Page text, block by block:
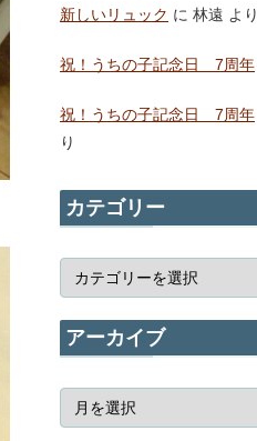
新しいリュック に 林遠 より
祝！うちの子記念日 7周年
祝！うちの子記念日 7周年
り
カテゴリー
アーカイブ